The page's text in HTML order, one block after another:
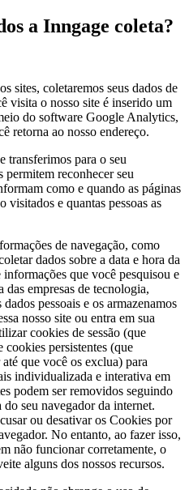
a Inngage coleta?
sites, coletaremos seus dados de
visita o nosso site é inserido um
do software Google Analytics,
retorna ao nosso endereço.
transferimos para o seu
reconhecer seu
como e quando as páginas
visitados e quantas pessoas as
de navegação, como
dados sobre a data e hora da
que você pesquisou e
empresas de tecnologia,
pessoais e os armazenamos
nosso site ou entra em sua
cookies de sessão (que
persistentes (que
que você os exclua) para
individualizada e interativa em
podem ser removidos seguindo
seu navegador da internet.
ou desativar os Cookies por
No entanto, ao fazer isso,
não funcionar corretamente, o
alguns dos nossos recursos.